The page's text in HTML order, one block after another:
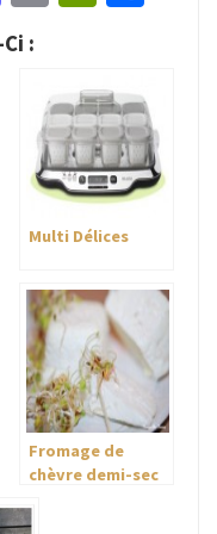
:
Multi Délices
Fromage de
chèvre demi-sec